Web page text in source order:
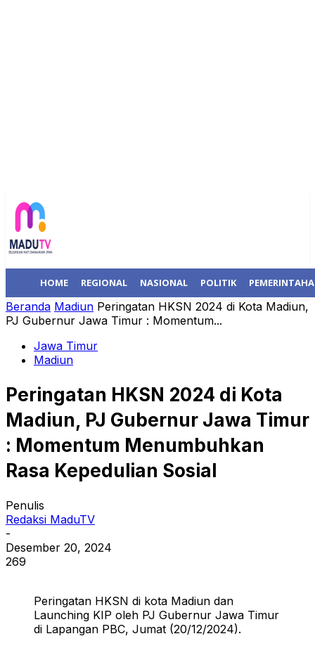
HOME REGIONAL NASIONAL POLITIK
Beranda Madiun Peringatan HKSN 2024 di Kota Madiun,
PJ Gubernur Jawa Timur : Momentum...
Jawa Timur
Madiun
Peringatan HKSN 2024 di Kota
Madiun, PJ Gubernur Jawa Timur
: Momentum Menumbuhkan
Rasa Kepedulian Sosial
Penulis
Redaksi MaduTV
-
Desember 20, 2024
269
Peringatan HKSN di kota Madiun dan
Launching KIP oleh PJ Gubernur Jawa Timur
di Lapangan PBC, Jumat (20/12/2024).